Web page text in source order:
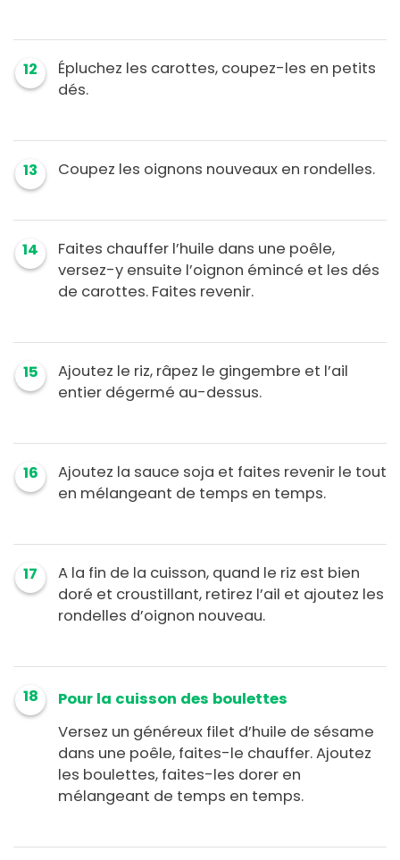
12
Épluchez les carottes, coupez-les en petits
dés.
13 Coupez les oignons nouveaux en rondelles.
14
Faites chauffer l’huile dans une poêle,
versez-y ensuite l’oignon émincé et les dés
de carottes. Faites revenir.
15
Ajoutez le riz, râpez le gingembre et l’ail
entier dégermé au-dessus.
16
Ajoutez la sauce soja et faites revenir le tout
en mélangeant de temps en temps.
17
A la fin de la cuisson, quand le riz est bien
doré et croustillant, retirez l’ail et ajoutez les
rondelles d’oignon nouveau.
18
Pour la cuisson des boulettes
Versez un généreux filet d’huile de sésame
dans une poêle, faites-le chauffer. Ajoutez
les boulettes, faites-les dorer en
mélangeant de temps en temps.